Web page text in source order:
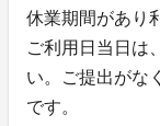
休業期間があり
ご利用日当日は
い。ご提出がな
です。